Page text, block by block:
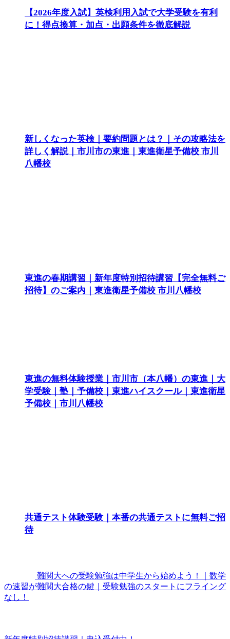
【2026年度入試】英検利用入試で大学受験を有利
に！得点換算・加点・出願条件を徹底解説
新しくなった英検｜要約問題とは？｜その攻略法を
詳しく解説｜市川市の東進｜東進衛星予備校 市川
八幡校
東進の春期講習｜新年度特別招待講習【完全無料ご
招待】のご案内｜東進衛星予備校 市川八幡校
東進の無料体験授業｜市川市（本八幡）の東進｜大
学受験｜塾｜予備校｜東進ハイスクール｜東進衛星
予備校｜市川八幡校
共通テスト体験受験｜本番の共通テストに無料ご招
待
難関大への受験勉強は中学生から始めよう！｜数学
の速習が難関大合格の鍵｜受験勉強のスタートにフライング
なし！